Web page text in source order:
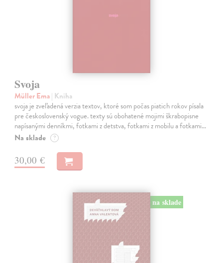
Svoja
Müller Ema| Kniha
svoja je zveľadená verzia textov, ktoré som počas piatich rokov písala
pre československý vogue. texty sú obohatené mojimi škrabopisne
napísanými denníkmi, fotkami z detstva, fotkami z mobilu a fotkami…
Na sklade ?
30,00 €
na sklade